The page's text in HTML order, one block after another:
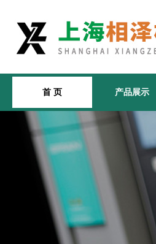
首 页 产品展示